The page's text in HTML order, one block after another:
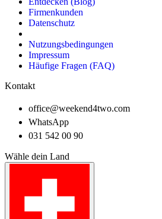
Firmenkunden
Datenschutz
Nutzungsbedingungen
Impressum
Häufige Fragen (FAQ)
Kontakt
office@weekend4two.com
WhatsApp
031 542 00 90
Wähle dein Land